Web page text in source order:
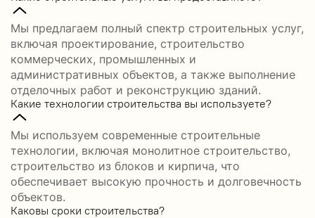
Мы предлагаем полный спектр строительных услуг,
включая проектирование, строительство
коммерческих, промышленных и
административных объектов, а также выполнение
отделочных работ и реконструкцию зданий.
Какие технологии строительства вы используете?
Мы используем современные строительные
технологии, включая монолитное строительство,
строительство из блоков и кирпича, что
обеспечивает высокую прочность и долговечность
объектов.
Каковы сроки строительства?